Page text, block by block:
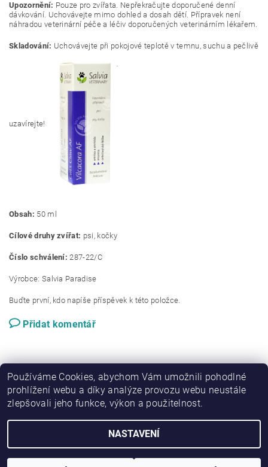
Upozornění: Pouze pro zvířata. Nepřekračujte doporučené denní
dávkování. Uchovávejte mimo dohled a dosah dětí. Přípravek není
náhradou veterinární péče a léčiv doporučených veterinárním lékařem.
Skladování: Uchovávejte při pokojové teplotě v temnu, suchu a pečlivě
uzavírejte!
Obsah: 50 ml
Cílové druhy zvířat: psi, kočky
Číslo schválení: 287-22/C
Výrobce: Salvia Paradise
Buďte první, kdo napíše příspěvek k této položce.
Přidat komentář
Zboží.cz Heureka.cz
2026 © bibishop, všechna práva vyhrazena
Používáme Cookies, abychom Vám umožnili pohodlné
prohlížení webu a díky analýze provozu webu neustále
zlepšovali jeho funkce, výkon a použitelnost.
NASTAVENÍ